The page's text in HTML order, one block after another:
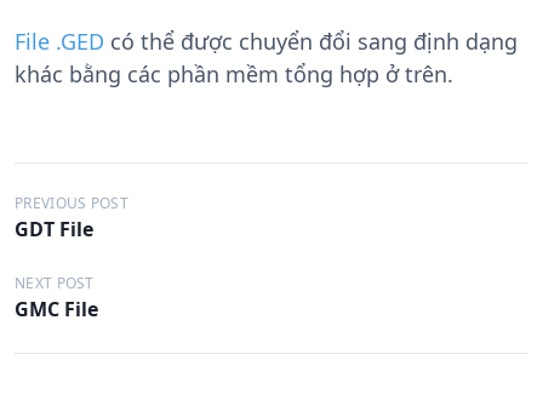
File .GED có thể được chuyển đổi sang định dạng
khác bằng các phần mềm tổng hợp ở trên.
Đ
i
ề
u
h
PREVIOUS POST
GDT File
NEXT POST
GMC File